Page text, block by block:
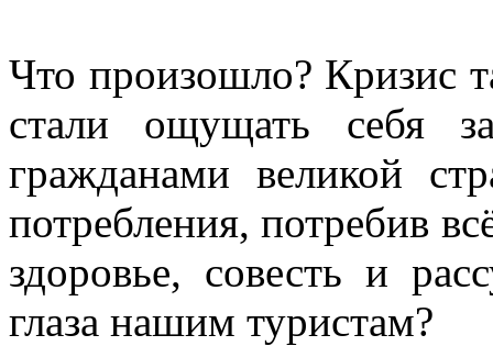
Что произошло? Кризис
стали ощущать себя
гражданами великой
потребления, потребив
здоровье, совесть и
глаза нашим туристам?